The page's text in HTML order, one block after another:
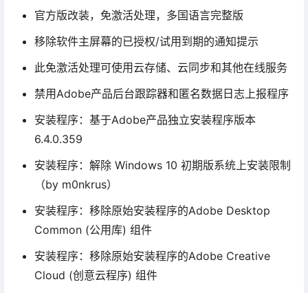
官方版改装，免激活处理，多国语言完整版
移除软件主屏幕的已授权/试用到期的通知提示
此免激活处理可使用云存储、云同步和其他在线服务
禁用Adobe产品后台跟踪器和匿名数据日志上报程序
安装程序：基于Adob​​e产品独立安装程序版本
6.4.0.359
安装程序：解除 Windows 10 初期版系统上安装限制
（by m0nkrus）
安装程序：移除原始安装程序的Adobe Desktop
Common (公用库) 组件
安装程序：移除原始安装程序的Adobe Creative
Cloud (创意云程序) 组件